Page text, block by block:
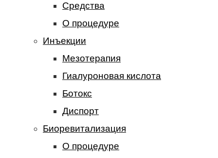
Средства
О процедуре
Инъекции
Мезотерапия
Гиалуроновая кислота
Ботокс
Диспорт
Биоревитализация
О процедуре